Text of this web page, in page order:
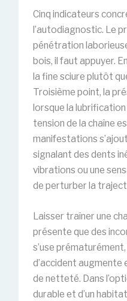
Cinq indicateurs
l’autodiagnostic. Le
pénétration
bois, il faut appuyer.
la fine sciure plutôt
Troisième point, la
lorsque la
tension de la chaîne
manifestations
signalant des dents
vibrations ou une
de perturber la
Laisser traîner une
présente que des
s’use
d’accident
de netteté. Dans
durable et d’un